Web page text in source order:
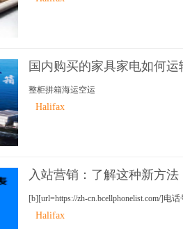
国内购买的家具家电如何
整柜拼箱海运空运
Halifax
入站营销：了解这种新方法
[b][url=https://zh-cn.bcellphonelist.com/]电
Halifax